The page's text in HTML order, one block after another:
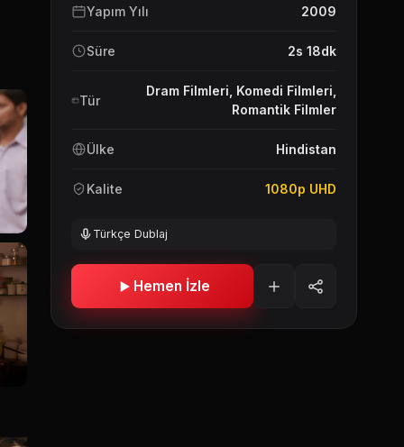
Yapım Yılı 2009
Süre 2s 18dk
Tür
Dram Filmleri Komedi Filmleri
Romantik Filmler
Ülke Hindistan
Kalite 1080p UHD
Türkçe Dublaj
Hemen İzle